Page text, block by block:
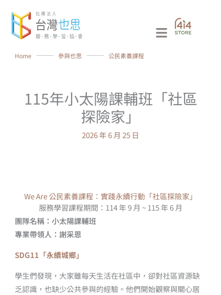
Main
Home ⸻ 參與也思 ⸻ 公民素養課程
115年小太陽課輔班「社區
探險家」
2026 年 6 月 25 日
We Are 公民素養課程：實踐永續行動「社區探險家」
服務學習課程期間：114 年 9 月 ~ 115 年 6 月
團隊名稱：小太陽課輔班
專業帶領人：謝采恩
SDG11「永續城鄉」
學生們發現，大家雖每天生活在社區中，卻對社區資源缺
乏認識，也缺少公共參與的經驗。他們開始觀察與關心居